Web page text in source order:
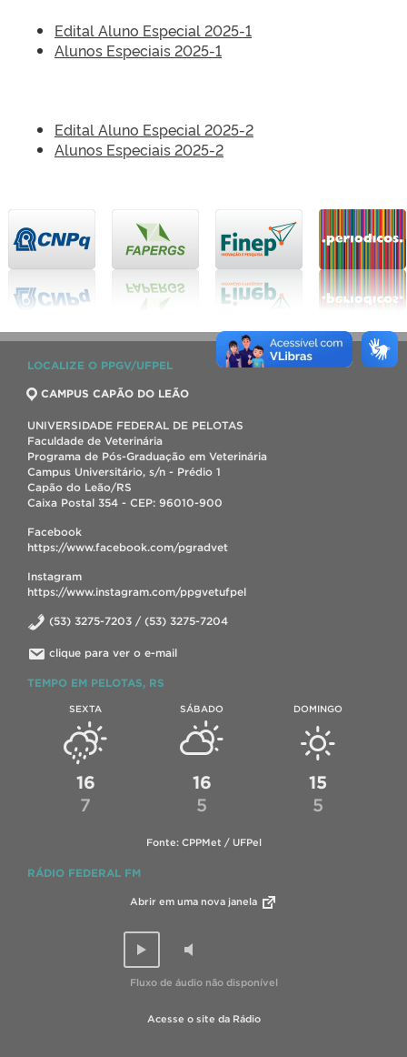
Edital Aluno Especial 2025-1
Alunos Especiais 2025-1
Edital Aluno Especial 2025-2
Alunos Especiais 2025-2
LOCALIZE O PPGV/UFPEL
CAMPUS CAPÃO DO LEÃO
UNIVERSIDADE FEDERAL DE PELOTAS
Faculdade de Veterinária
Programa de Pós-Graduação em Veterinária
Campus Universitário, s/n - Prédio 1
Capão do Leão/RS
Caixa Postal 354 - CEP: 96010-900
Facebook
https://www.facebook.com/pgradvet
Instagram
https://www.instagram.com/ppgvetufpel
(53) 3275-7203 / (53) 3275-7204
clique para ver o e-mail
TEMPO EM PELOTAS, RS
SEXTA
16
7
SÁBADO
16
5
DOMINGO
15
5
Fonte: CPPMet / UFPel
RÁDIO FEDERAL FM
Abrir em uma nova janela
Fluxo de áudio não disponível
Acesse o site da Rádio